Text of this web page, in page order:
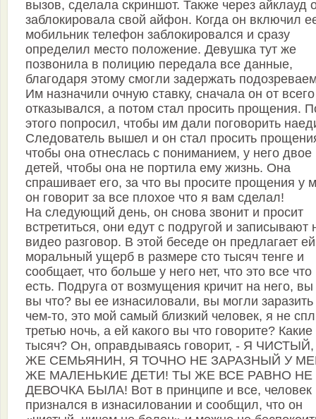
вызов, сделала скриншот. Также через айклауд
заблокировала свой айфон. Когда он включил
мобильник телефон заблокировался и сразу
определил место положение. Девушка тут же
позвонила в полицию передала все данные,
благодаря этому смогли задержать
Им назначили очную ставку, сначала он от всего
отказывался, а потом стал просить прощения.
этого попросил, чтобы им дали поговорить
Следователь вышел и он стал просить
чтобы она отнеслась с пониманием, у него двое
детей, чтобы она не портила ему жизнь. Она
спрашивает его, за что вы просите прощения у
он говорит за все плохое что я вам сделал!
На следующий день, он снова звонит и просит
встретиться, они едут с подругой и записывают
видео разговор. В этой беседе он предлагает ей
моральный ущерб в размере сто тысяч тенге и
сообщает, что больше у него нет, что это все что
есть. Подруга от возмущения кричит на него, вы
вы что? вы ее изнасиловали, вы могли заразить
чем-то, это мой самый близкий человек, я не
третью ночь, а ей какого вы что говорите? Какие
тысяч? Он, оправдываясь говорит, - Я
ЖЕ СЕМЬЯНИН, Я ТОЧНО НЕ ЗАРАЗНЫЙ У
ЖЕ МАЛЕНЬКИЕ ДЕТИ! ТЫ ЖЕ ВСЕ РАВНО НЕ
ДЕВОЧКА БЫЛА! Вот в принципе и все, человек
признался в изнасиловании и сообщил, что он